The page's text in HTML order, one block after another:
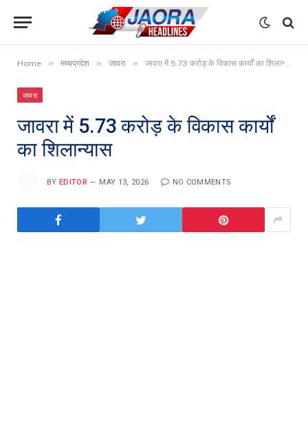
Home » मध्यप्रदेश » जावरा » जावरा में 5.73 करोड़ के विकास कार्यों का शिलान्यास
जावरा
जावरा में 5.73 करोड़ के विकास कार्यों
का शिलान्यास
BY EDITOR MAY 13, 2026 NO COMMENTS